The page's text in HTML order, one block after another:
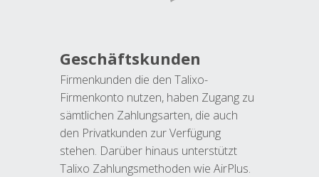
Geschäftskunden
Firmenkunden die den Talixo-
Firmenkonto nutzen, haben Zugang zu
sämtlichen Zahlungsarten, die auch
den Privatkunden zur Verfügung
stehen. Darüber hinaus unterstützt
Talixo Zahlungsmethoden wie AirPlus.